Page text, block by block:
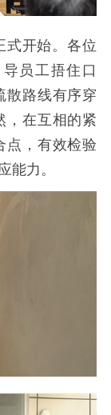
式开始。各位
员工捂住口
散路线有序穿
，在互相的紧
点，有效检验
能力。